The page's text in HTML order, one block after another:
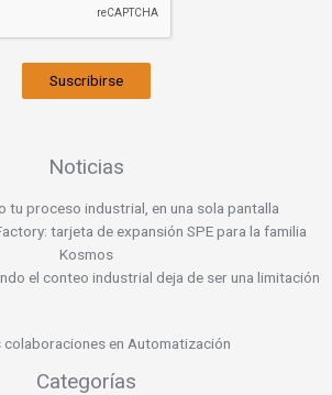
Suscribirse
Noticias
tu proceso industrial, en una sola pantalla
tarjeta de expansión SPE para la familia
Kosmos
el conteo industrial deja de ser una limitación
colaboraciones en Automatización
Categorías